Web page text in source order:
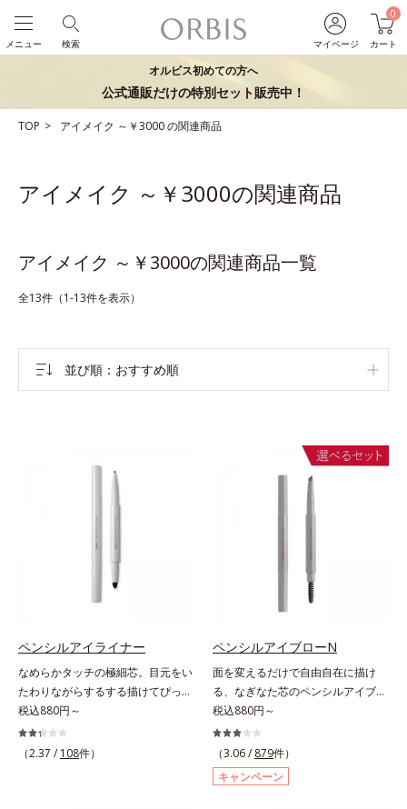
マイページ
0
カート
検索
メニュー
オルビス初めての方へ
公式通販だけの特別セット販売中！
TOP アイメイク ～￥3000の関連商品
アイメイク ～￥3000の関連商品
アイメイク ～￥3000の関連商品一覧
全13件（1-13件を表示）
並び順 おすすめ順
ペンシルアイライナー
なめらかタッチの極細芯。目元をい
たわりながらするする描けてぴった
り密着。するする描けてぴったり密
着。なめらかタッチの極細芯アイラ
イナーです。繊細な目のキワにも優
税込880円～
（2.37 / 108件）
ペンシルアイブローN
面を変えるだけで自由自在に描け
る、なぎなた芯のペンシルアイブロ
ー。角度を変えるだけで自由自在に
描けるペンシルアイブローです。な
ぎなた芯だから、接地面を変えるだ
けで太い線から細い線まで、テクニ
ックいらずで簡単に。スムースライ
税込880円～
（3.06 / 879件）
キャンペーン